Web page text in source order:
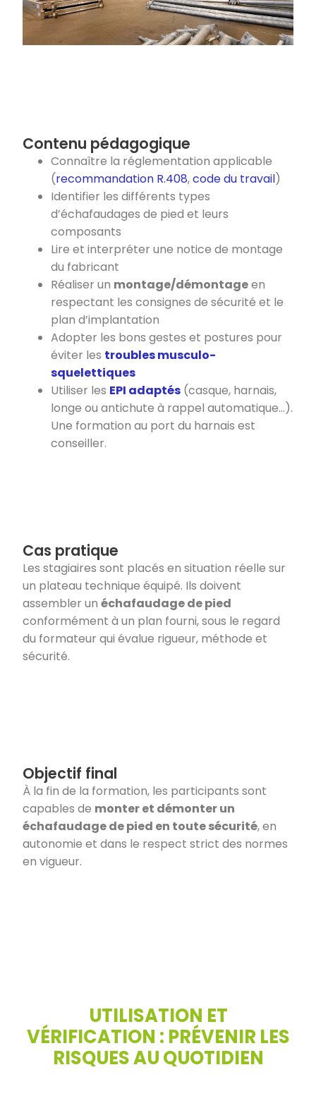
Contenu pédagogique
Connaître la réglementation applicable
(recommandation R.408,code du travail)
Identifier les différents types
d’échafaudages de pied et leurs
composants
Lire et interpréter une notice de montage
du fabricant
Réaliser un montage/démontageen
respectant les consignes de sécurité et le
plan d’implantation
Adopter les bons gestes et postures pour
éviter les troubles musculo-
squelettiques
Utiliser les EPI adaptés (casque, harnais,
longe ou antichute à rappel automatique…).
Une formation au port du harnais est
conseiller.
Cas pratique
Les stagiaires sont placés en situation réelle sur
un plateau technique équipé. Ils doivent
assembler un échafaudage de pied
conformément à un plan fourni, sous le regard
du formateur qui évalue rigueur, méthode et
sécurité.
Objectif final
À la fin de la formation, les participants sont
capables de monter et démonter un
échafaudage de pied en toute sécurité, en
autonomie et dans le respect strict des normes
en vigueur.
UTILISATION ET
VÉRIFICATION : PRÉVENIR LES
RISQUES AU QUOTIDIEN